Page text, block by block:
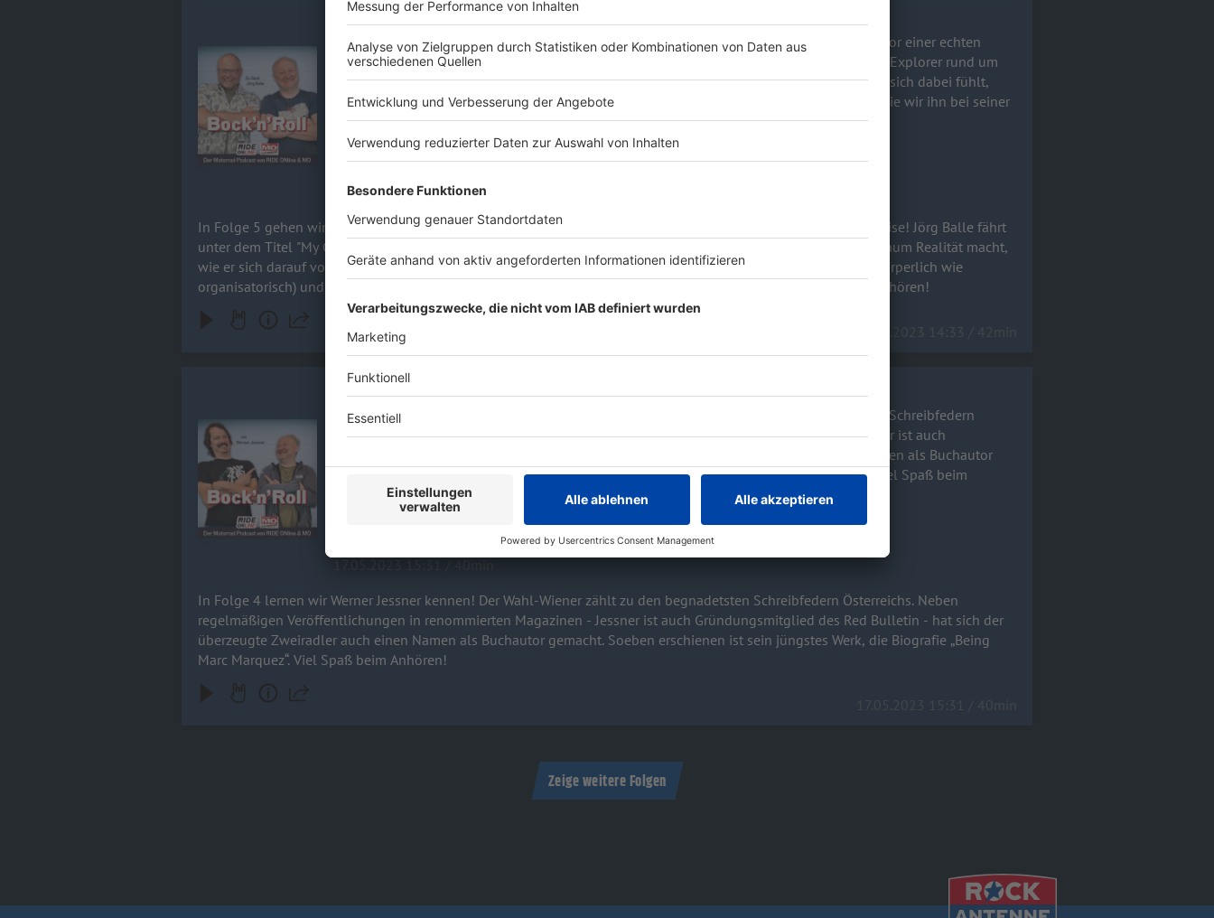
Audiotitel - Jörg Balle - Motorrad-Weltreise trotz körperlicher Einschränkung
Jörg Balle - Motorrad-Weltreise trotz körperlicher Einschränkung
In Folge 5 gehen wir auf Weltreise - zumindest gedanklich. Der Gast hingegen steht kurz vor einer echten
Weltreise! Jörg Balle fährt unter dem Titel "My Global Ride" mit seiner Triumph Tiger 1200 Explorer rund um
die Welt. Wie man aus dem Traum Realität macht, wie er sich darauf vorbereitet hat, wie er sich dabei fühlt,
welche Hürden er bisher schon überwinden musste (körperlich wie organisatorisch) und wie wir ihn bei seiner
Reise begleiten können, erzählt er uns im Podcast. Viel Spaß beim Anhören!
30.06.2023 14:33 / 42min
In Folge 5 gehen wir auf Weltreise - zumindest gedanklich. Der Gast hingegen steht kurz vor einer echten Weltreise! Jörg Balle fährt
unter dem Titel "My Global Ride" mit seiner Triumph Tiger 1200 Explorer rund um die Welt. Wie man aus dem Traum Realität macht,
wie er sich darauf vorbereitet hat, wie er sich dabei fühlt, welche Hürden er bisher schon überwinden musste (körperlich wie
organisatorisch) und wie wir ihn bei seiner Reise begleiten können, erzählt er uns im Podcast. Viel Spaß beim Anhören!
Audiotitel - Werner Jessner - Autor und überzeugter Zweiradler
Werner Jessner - Autor und überzeugter Zweiradler
In Folge 4 lernen wir Werner Jessner kennen! Der Wahl-Wiener zählt zu den begnadetsten Schreibfedern
Österreichs. Neben regelmäßigen Veröffentlichungen in renommierten Magazinen - Jessner ist auch
Gründungsmitglied des Red Bulletin - hat sich der überzeugte Zweiradler auch einen Namen als Buchautor
gemacht. Soeben erschienen ist sein jüngstes Werk, die Biografie „Being Marc Marquez“. Viel Spaß beim
Anhören!
In Folge 4 lernen wir Werner Jessner kennen! Der Wahl-Wiener zählt zu den begnadetsten Schreibfedern Österreichs. Neben
regelmäßigen Veröffentlichungen in renommierten Magazinen - Jessner ist auch Gründungsmitglied des Red Bulletin - hat sich der
überzeugte Zweiradler auch einen Namen als Buchautor gemacht. Soeben erschienen ist sein jüngstes Werk, die Biografie „Being
Marc Marquez“. Viel Spaß beim Anhören!
Zeige weitere Folgen